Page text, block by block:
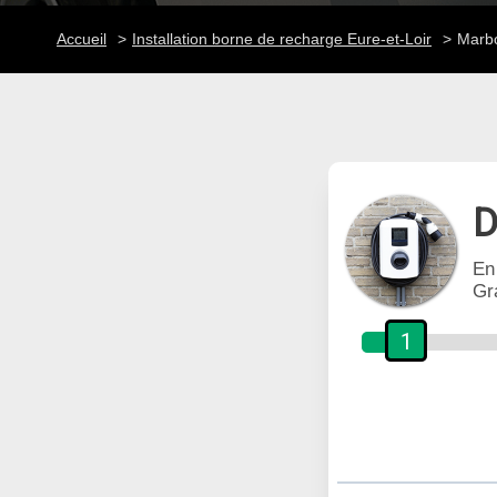
Accueil Installation borne de recharge Eure-et-Loir
1